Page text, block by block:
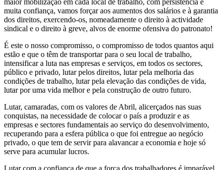
muita confiança, vamos forçar aos aumentos dos salários e à garantia
dos direitos, exercendo-os, nomeadamente o direito à actividade
sindical e o direito à greve, alvos de enorme ofensiva do patronato!
É este o nosso compromisso, o compromisso de todos quantos aqui
estão e que o têm de transportar para o seu local de trabalho,
intensificar a luta nas empresas e serviços, em todos os sectores,
público e privado, lutar pelos direitos, lutar pela melhoria das
condições de trabalho, lutar pela elevação das condições de vida,
lutar por uma vida melhor e pela construção de outro futuro.
Lutar, camaradas, com os valores de Abril, alicerçados nas suas
conquistas, na necessidade de colocar o país a produzir e as
empresas e sectores fundamentais ao serviço do desenvolvimento,
recuperando para a esfera pública o que foi entregue ao negócio
privado, o que tem de servir para alavancar a economia e hoje só
serve para acumular lucros.
Lutar com a confiança de que a força dos trabalhadores é imparável